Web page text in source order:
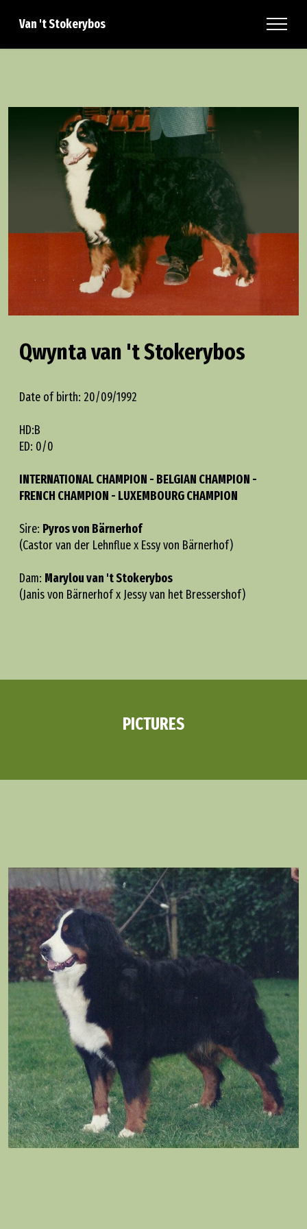
Van 't Stokerybos
Qwynta van 't Stokerybos
Date of birth: 20/09/1992
HD:B
ED: 0/0
INTERNATIONAL CHAMPION - BELGIAN CHAMPION -
FRENCH CHAMPION - LUXEMBOURG CHAMPION
Sire: Pyros von Bärnerhof
(Castor van der Lehnflue x Essy von Bärnerhof)
Dam: Marylou van 't Stokerybos
(Janis von Bärnerhof x Jessy van het Bressershof)
PICTURES